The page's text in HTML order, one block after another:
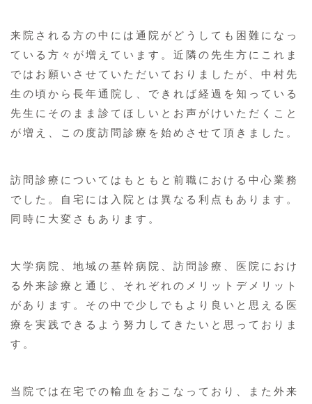
来院される方の中には通院がどうしても困難になっ
ている方々が増えています。近隣の先生方にこれま
ではお願いさせていただいておりましたが、中村先
生の頃から長年通院し、できれば経過を知っている
先生にそのまま診てほしいとお声がけいただくこと
が増え、この度訪問診療を始めさせて頂きました。
訪問診療についてはもともと前職における中心業務
でした。自宅には入院とは異なる利点もあります。
同時に大変さもあります。
大学病院、地域の基幹病院、訪問診療、医院におけ
る外来診療と通じ、それぞれのメリットデメリット
があります。その中で少しでもより良いと思える医
療を実践できるよう努力してきたいと思っておりま
す。
当院では在宅での輸血をおこなっており、また外来